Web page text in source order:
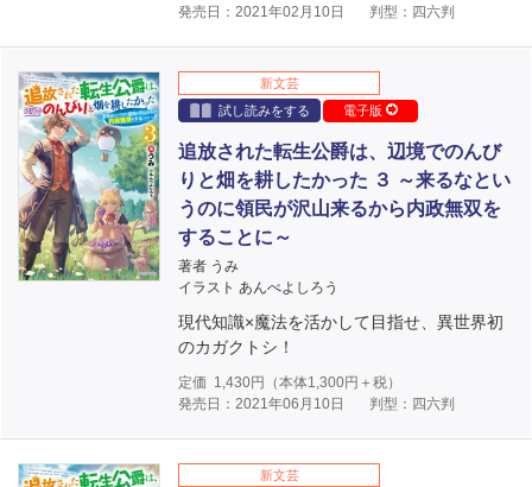
発売日：2021年02月10日
判型：四六判
新文芸
試し読みをする
電子版
追放された転生公爵は、辺境でのんび
りと畑を耕したかった ３ ～来るなとい
うのに領民が沢山来るから内政無双を
することに～
著者 うみ
イラスト あんべよしろう
現代知識×魔法を活かして目指せ、異世界初
のカガクトシ！
定価 1,430円（本体1,300円＋税）
発売日：2021年06月10日
判型：四六判
新文芸